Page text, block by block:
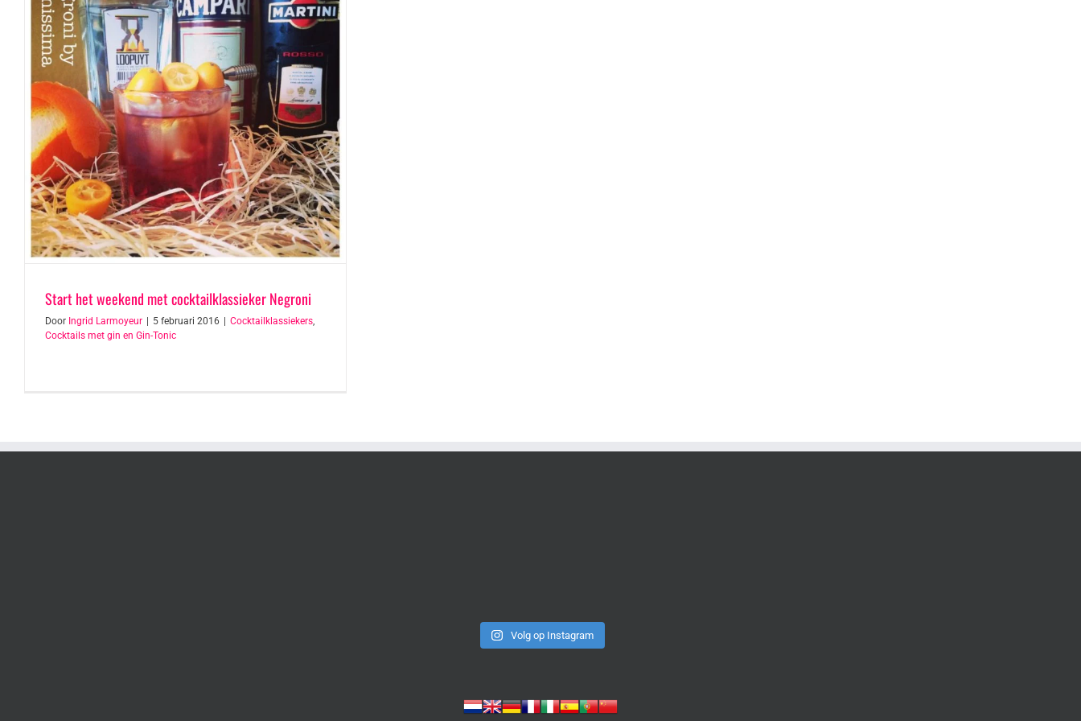
Start het weekend met cocktailklassieker Negroni
Door Ingrid Larmoyeur 5 februari 2016 Cocktailklassiekers,
Cocktails met gin en Gin-Tonic
Volg op Instagram